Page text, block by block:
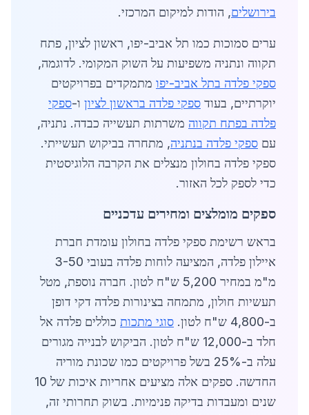
בירושלים, הודות למיקום המרכזי.
ערים סמוכות כמו תל אביב-יפו, ראשון לציון, פתח
תקווה ונתניה משפיעות על השוק המקומי. לדוגמה,
ספקי פלדה בתל אביב-יפו מתמקדים בפרויקטים
יוקרתיים, בעוד ספקי פלדה בראשון לציון ו-ספקי
פלדה בפתח תקווה משרתות תעשייה כבדה. נתניה,
עם ספקי פלדה בנתניה, מתחרה בביקוש תעשייתי.
ספקי פלדה בחולון מנצלים את הקרבה הלוגיסטית
כדי לספק לכל האזור.
ספקים מומלצים ומחירים עדכניים
בראש רשימת ספקי פלדה בחולון עומדת חברת
איילון פלדה, המציעה לוחות פלדה בעובי 3-50
מ"מ במחיר 5,200 ש"ח לטון. חברה נוספת, מטל
תעשיות חולון, מתמחה בצינורות פלדה דקי דופן
ב-4,800 ש"ח לטון.
סוגי מתכות כוללים פלדה אל
חלד ב-12,000 ש"ח לטון. הביקוש לבנייה מגורים
עלה ב-25% בשל פרויקטים כמו שכונת מוריה
החדשה. ספקים אלה מציעים אחריות איכות של 10
שנים ומעבדות בדיקה פנימיות. בשוק תחרותי זה,